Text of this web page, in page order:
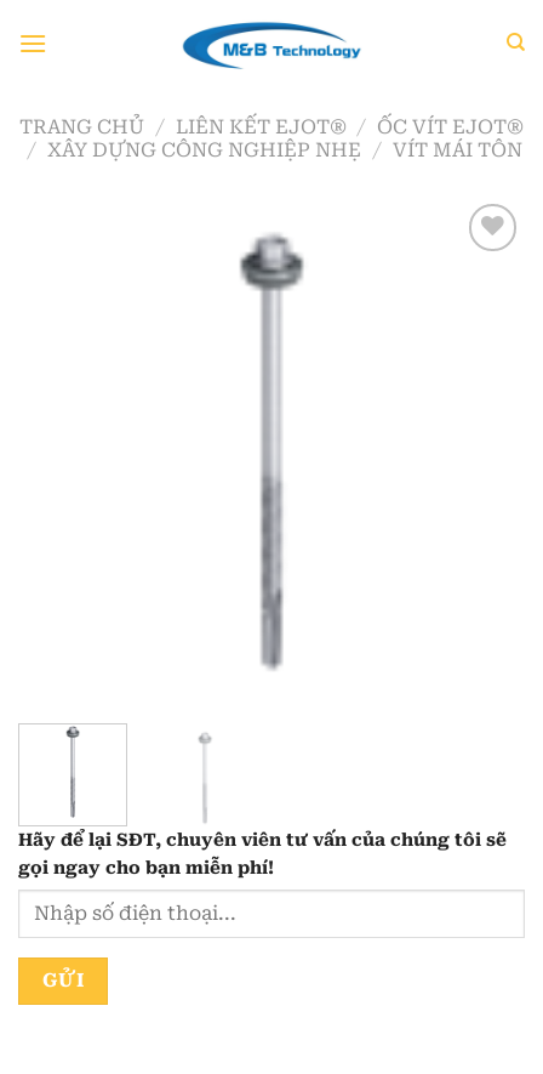
đến
TRANG CHỦ / LIÊN KẾT EJOT® / ỐC VÍT EJOT®
/ XÂY DỰNG CÔNG NGHIỆP NHẸ / VÍT MÁI TÔN
Hãy để lại SĐT, chuyên viên tư vấn của chúng tôi sẽ
gọi ngay cho bạn miễn phí!